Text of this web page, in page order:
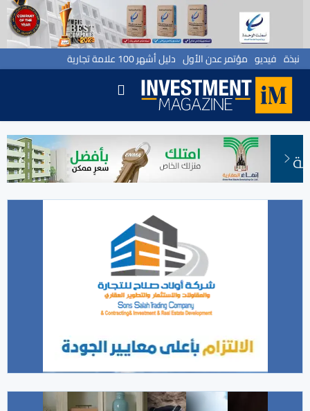
نبذة فيديو مؤتمر عدن الأول دليل أشهر 100 علامة تجارية